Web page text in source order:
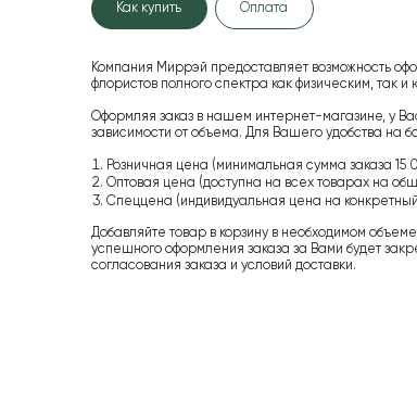
Как купить Оплата
Компания Миррэй предоставляет возможность
флористов полного спектра как физическим,
Оформляя заказ в нашем интернет-магазине, у
зависимости от объема. Для Вашего удобства на
Розничная цена (минимальная сумма заказа 15
Оптовая цена (доступна на всех товарах на
Спеццена (индивидуальная цена на конкретный
Добавляйте товар в корзину в необходимом
успешного оформления заказа за Вами будет
согласования заказа и условий доставки.